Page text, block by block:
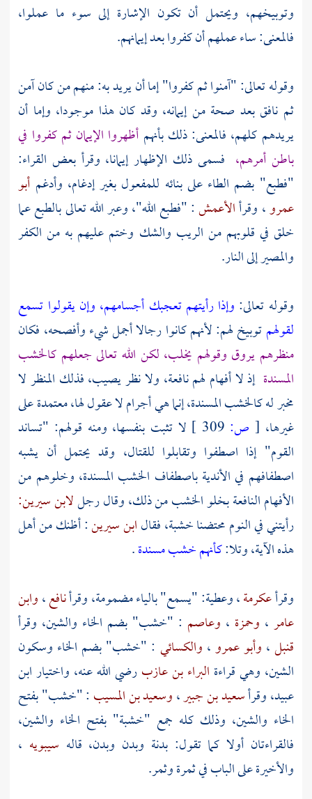
وتوبيخهم، ويحتمل أن تكون الإشارة إلى سوء ما عملوا،
فالمعنى: ساء عملهم أن كفروا بعد إيمانهم.
وقوله تعالى: "آمنوا ثم كفروا" إما أن يريد به: منهم من كان آمن
ثم نافق بعد صحة من إيمانه، وقد كان هذا موجودا، وإما أن
يريدهم كلهم، فالمعنى: ذلك بأنهم أظهروا الإيمان ثم كفروا في
باطن أمرهم، فسمى ذلك الإظهار إيمانا، وقرأ بعض القراء:
"فطبع" بضم الطاء على بنائه للمفعول بغير إدغام، وأدغم أبو
عمرو، وقرأالأعمش: "فطبع الله"، وعبر الله تعالى بالطبع عما
خلق في قلوبهم من الريب والشك وختم عليهم به من الكفر
والمصير إلى النار.
وقوله تعالى: وإذا رأيتهم تعجبك أجسامهم، وإن يقولوا تسمع
لقولهمتوبيخ لهم: لأنهم كانوا رجالا أجمل شيء وأفصحه، فكان
منظرهم يروق وقولهم يخلب، لكن الله تعالى جعلهم كالخشب
المسندة إذ لا أفهام لهم نافعة، ولا نظر يصيب، فذلك المنظر لا
مخبر له كالخشب المسندة، إنما هي أجرام لا عقول لها، معتمدة على
غيرها، [ ص:
لا تثبت بنفسها، ومنه قولهم: "تساند
القوم" إذا اصطفوا وتقابلوا للقتال، وقد يحتمل أن يشبه
اصطفافهم في الأندية باصطفاف الخشب المسندة، وخلوهم من
الأفهام النافعة بخلو الخشب من ذلك، وقال رجللابن سيرين:
رأيتني في النوم محتضنا خشبة، فقالابن سيرين: أظنك من أهل
هذه الآية، وتلا:كأنهم خشب مسندة.
وقرأعكرمة،وعطية:"يسمع" بالياء مضمومة، وقرأنافع،وابن
عامر ، وحمزة ، وعاصم : "خشب" بضم الخاء والشين، وقرأ
قنبل، وأبو عمرو، والكسائي : "خشب" بضم الخاء وسكون
الشين، وهي قراءة البراء بن عازبرضي الله عنه، واختيارابن
عبيد،وقرأسعيد بن جبير،وسعيد بن المسيب : "خشب" بفتح
الخاء والشين، وذلك كله جمع "خشبة" بفتح الخاء والشين،
فالقراءتان أولا كما تقول: بدنة وبدن وبدن، قاله سيبويه ،
والأخيرة على الباب في ثمرة وثمر.